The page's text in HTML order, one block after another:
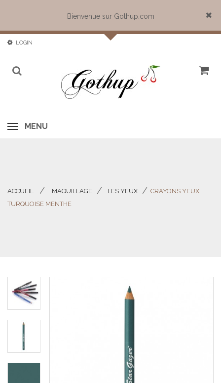
Bienvenue sur Gothup.com
Close
LOGIN
MENU
ACCUEIL
>
MAQUILLAGE
LES YEUX
CRAYONS YEUX
TURQUOISE MENTHE